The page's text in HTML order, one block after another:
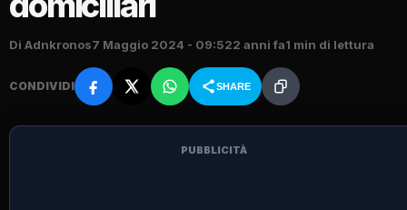
Di Adnkronos7 Maggio 2024 - 09:522 anni fa1 min di lettura
CONDIVIDI SHARE
PUBBLICITÀ